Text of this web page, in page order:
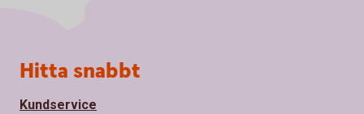
Sidfot
Hitta snabbt
Kundservice